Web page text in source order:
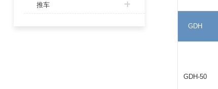
推车
GDH
GDH-50